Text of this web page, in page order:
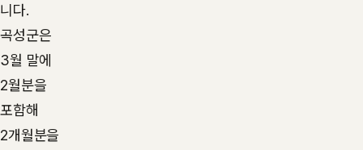
니다.
곡성군은
3월 말에
2월분을
포함해
2개월분을